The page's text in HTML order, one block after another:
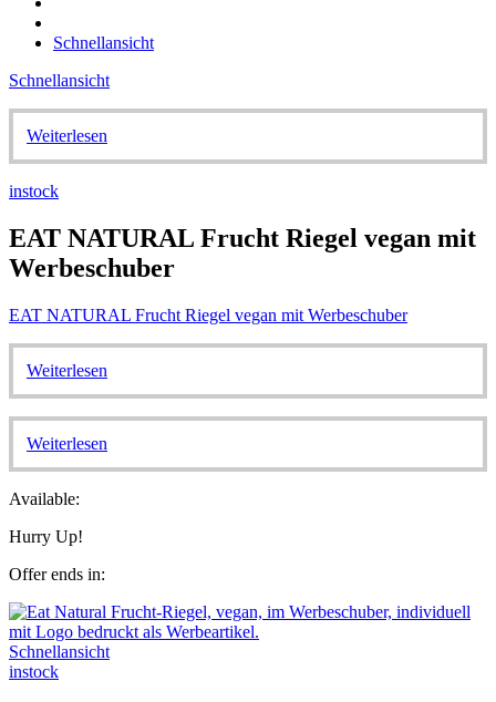
Schnellansicht
Schnellansicht
Weiterlesen
instock
EAT NATURAL Frucht Riegel vegan mit
Werbeschuber
EAT NATURAL Frucht Riegel vegan mit Werbeschuber
Weiterlesen
Weiterlesen
Available:
Hurry Up!
Offer ends in:
Schnellansicht
instock